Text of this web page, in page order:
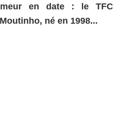
en date : le TFC
né en 1998...